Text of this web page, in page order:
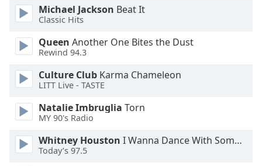
Edge
Style
Font
Family
Reset
Done
Modal
Dialog
Michael Jackson Beat It
Classic Hits
Queen Another One Bites the Dust
Rewind 94.3
Culture Club Karma Chameleon
LITT Live - TASTE
Natalie Imbruglia Torn
MY 90's Radio
Whitney Houston I Wanna Dance With Somebody
Today’s 97.5